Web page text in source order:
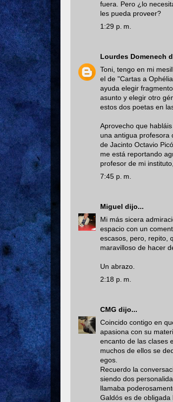
fuera. Pero ¿lo
les pueda proveer?
1:29 p. m.
Lourdes Domenech
Toni, tengo en mi
el de "Cartas a
ayuda elegir
asunto y elegir otro
estos dos poetas en
Aprovecho que
una antigua profesora
de Jacinto Octavio
me está reportando
profesor de mi
7:45 p. m.
Miguel dijo...
Mi más sicera
espacio con un
escasos, pero, repito,
maravilloso de hacer
Un abrazo.
2:18 p. m.
CMG dijo...
Coincido contigo en
apasiona con su
encanto de las clases
muchos de ellos se
egos.
Recuerdo la
siendo dos
llamaba
Galdós es de obligada